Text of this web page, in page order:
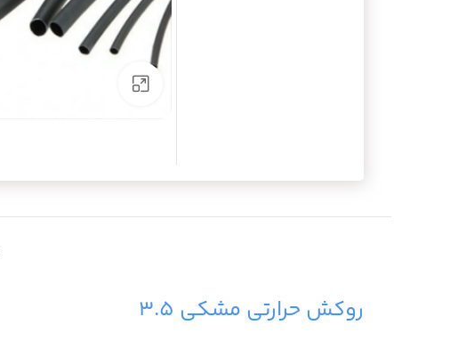
روکش حرارتی مشکی ۳.۵